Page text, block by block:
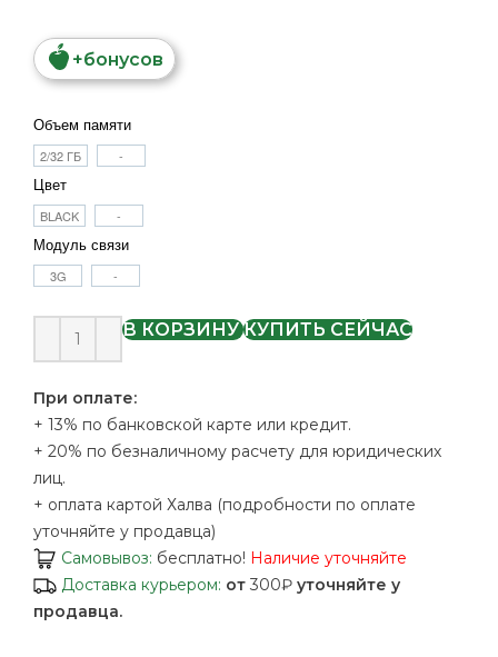
+бонусов
Объем памяти
2/32 ГБ -
Цвет
BLACK -
Модуль связи
3G -
В КОРЗИНУ КУПИТЬ СЕЙЧАС
При оплате:
+ 13% по банковской карте или кредит.
+ 20% по безналичному расчету для юридических
лиц.
+ оплата картой Халва (подробности по оплате
уточняйте у продавца)
Самовывоз: бесплатно! Наличие уточняйте
Доставка курьером: от 300₽ уточняйте у
продавца.